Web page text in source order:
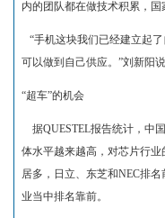
内的团队都在做技术积累，国
“手机这块我们已经建立起
可以做到自己供应。”刘新阳说
“超车”的机会
据QUESTEL报告统计，中
体水平越来越高，对芯片行
居多，日立、东芝和NEC排
业当中排名靠前。